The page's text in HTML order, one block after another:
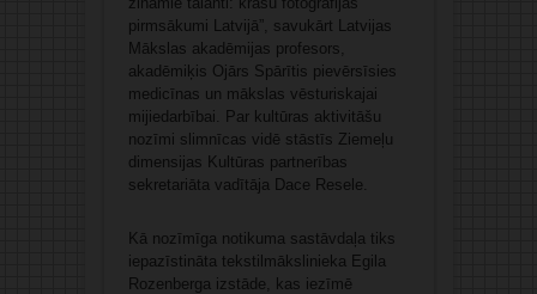
pirmsākumi Latvijā”, savukārt Latvijas
Mākslas akadēmijas profesors,
akadēmiķis Ojārs Spārītis pievērsīsies
medicīnas un mākslas vēsturiskajai
mijiedarbībai. Par kultūras aktivitāšu
nozīmi slimnīcas vidē stāstīs Ziemeļu
dimensijas Kultūras partnerības
sekretariāta vadītāja Dace Resele.
Kā nozīmīga notikuma sastāvdaļa tiks
iepazīstināta tekstilmākslinieka Egila
Rozenberga izstāde, kas iezīmē